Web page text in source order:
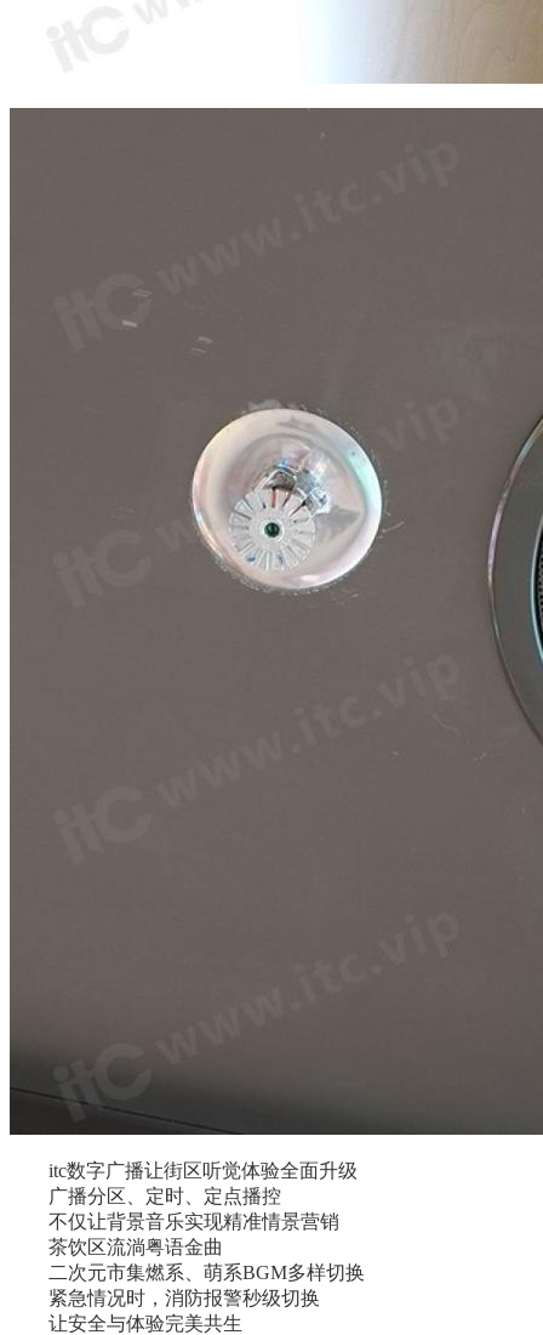
itc数字广播让街区听觉体验全面升级
广播分区、定时、定点播控
不仅让背景音乐实现精准情景营销
茶饮区流淌粤语金曲
二次元市集燃系、萌系BGM多样切换
紧急情况时，消防报警秒级切换
让安全与体验完美共生